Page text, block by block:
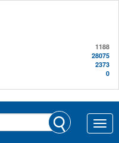
1188
28075
2373
0
Toggle